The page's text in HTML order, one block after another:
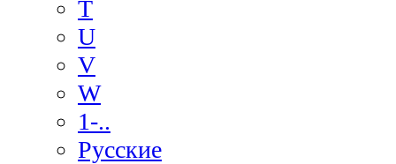
T
U
V
W
1-..
Русские